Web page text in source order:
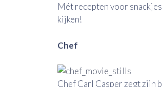
Mét recepten voor
kijken!
Chef
Chef Carl Casper zegt zijn